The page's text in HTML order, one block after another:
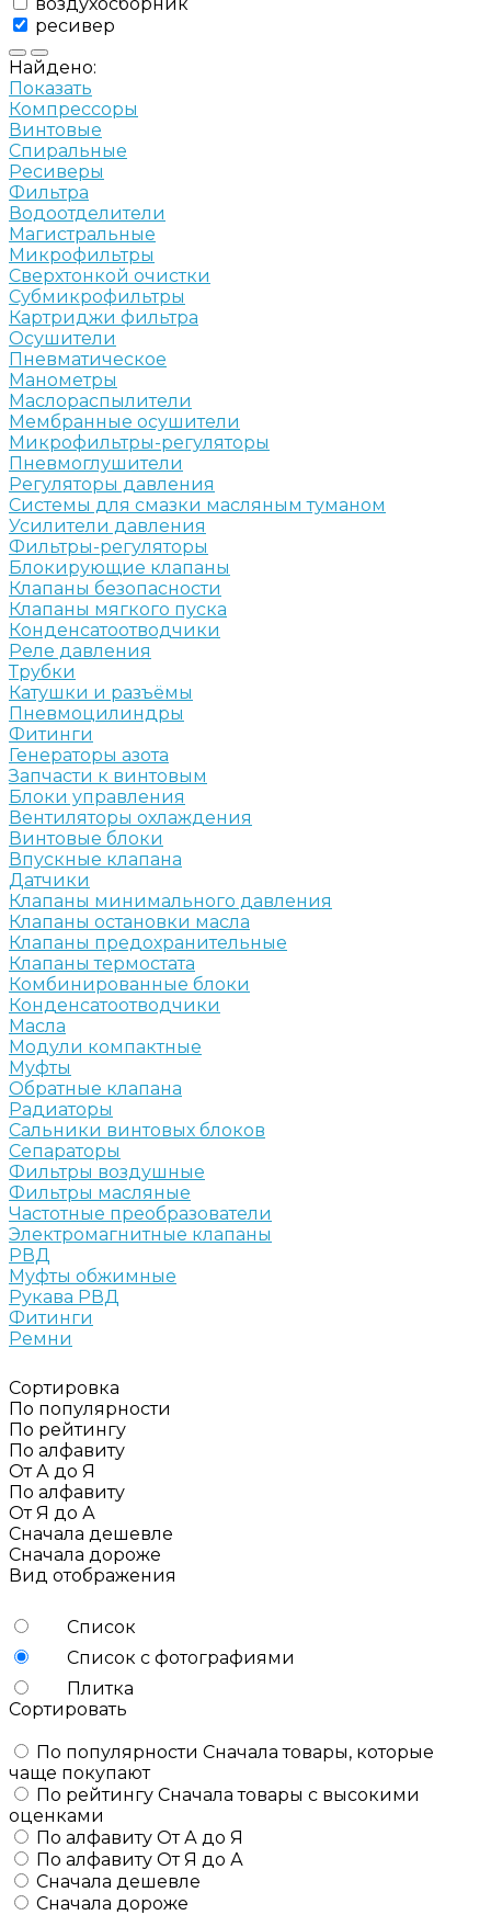
ресивер
Найдено:
Показать
Компрессоры
Винтовые
Спиральные
Ресиверы
Фильтра
Водоотделители
Магистральные
Микрофильтры
Сверхтонкой очистки
Субмикрофильтры
Картриджи фильтра
Осушители
Пневматическое
Манометры
Маслораспылители
Мембранные осушители
Микрофильтры-регуляторы
Пневмоглушители
Регуляторы давления
Системы для смазки масляным туманом
Усилители давления
Фильтры-регуляторы
Блокирующие клапаны
Клапаны безопасности
Клапаны мягкого пуска
Конденсатоотводчики
Реле давления
Трубки
Катушки и разъёмы
Пневмоцилиндры
Фитинги
Генераторы азота
Запчасти к винтовым
Блоки управления
Вентиляторы охлаждения
Винтовые блоки
Впускные клапана
Датчики
Клапаны минимального давления
Клапаны остановки масла
Клапаны предохранительные
Клапаны термостата
Комбинированные блоки
Конденсатоотводчики
Масла
Модули компактные
Муфты
Обратные клапана
Радиаторы
Сальники винтовых блоков
Сепараторы
Фильтры воздушные
Фильтры масляные
Частотные преобразователи
Электромагнитные клапаны
РВД
Муфты обжимные
Рукава РВД
Фитинги
Ремни
Сортировка
По популярности
По рейтингу
По алфавиту
От А до Я
По алфавиту
От Я до А
Сначала дешевле
Сначала дороже
Вид отображения
Список
Список с фотографиями
Плитка
Сортировать
По популярности Сначала товары, которые
чаще покупают
По рейтингу Сначала товары с высокими
оценками
По алфавиту От А до Я
По алфавиту От Я до А
Сначала дешевле
Сначала дороже